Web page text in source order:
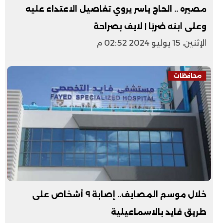
مصيره .. الحاج ياسر يروي تفاصيل الاعتداء عليه
وعلى ابنه ضربًا | لايف بصراحة
الإثنين، 15 يوليو 2024 02:52 م
محافظات
خلال موسم المصايف.. إصابة ٩ أشخاص على
طريق فايد بالاسماعيلية